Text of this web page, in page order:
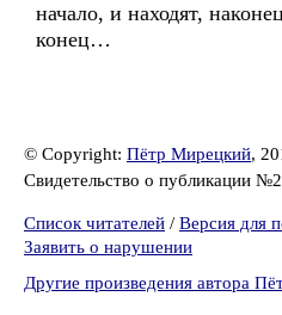
начало, и находят,
конец…
© Copyright: Пётр Мирецкий,
Свидетельство о публикации
Список читателей / Версия для
Заявить о нарушении
Другие произведения автора